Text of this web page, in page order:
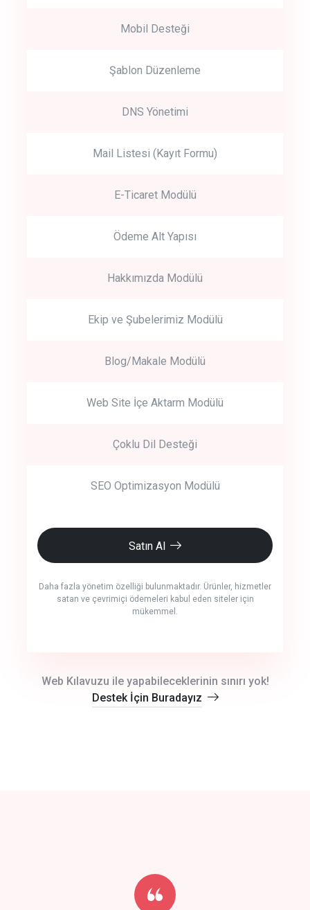
Mobil Desteği
Şablon Düzenleme
DNS Yönetimi
Mail Listesi (Kayıt Formu)
E-Ticaret Modülü
Ödeme Alt Yapısı
Hakkımızda Modülü
Ekip ve Şubelerimiz Modülü
Blog/Makale Modülü
Web Site İçe Aktarm Modülü
Çoklu Dil Desteği
SEO Optimizasyon Modülü
Satın Al
Daha fazla yönetim özelliği bulunmaktadır. Ürünler, hizmetler
satan ve çevrimiçi ödemeleri kabul eden siteler için
mükemmel.
Start by trying our service for 30 days free trial no credit card
Web Kılavuzu ile yapabileceklerinin sınırı yok!
Destek İçin Buradayız